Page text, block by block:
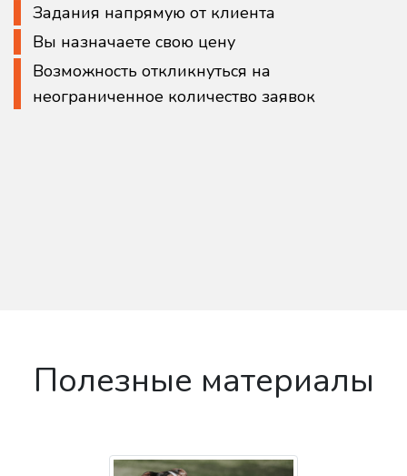
Задания напрямую от клиента
Вы назначаете свою цену
Возможность откликнуться на
неограниченное количество заявок
Полезные материалы